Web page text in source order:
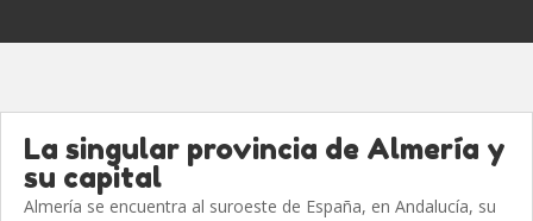
La singular provincia de Almería y
su capital
Almería se encuentra al suroeste de España, en Andalucía, su